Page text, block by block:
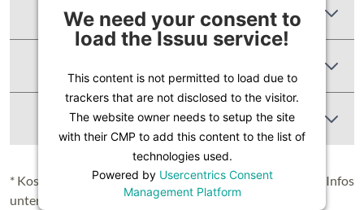
We need your consent to
load the Issuu service!
This content is not permitted to load due to
trackers that are not disclosed to the visitor.
The website owner needs to setup the site
with their CMP to add this content to the list of
technologies used.
Powered by Usercentrics Consent
Management Platform
Zusätzliche Informationen
Abbildung Ähnlich
* Kostenloser Versand in Deutschland (Festland), nähere Infos
unter
Lieferung & Versand.